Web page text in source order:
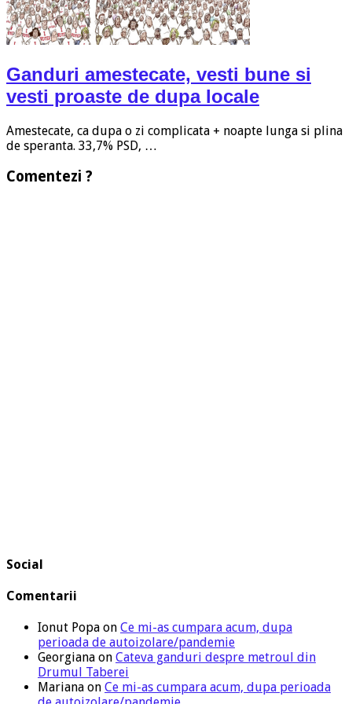
Ganduri amestecate, vesti bune si
vesti proaste de dupa locale
Amestecate, ca dupa o zi complicata + noapte lunga si plina
de speranta. 33,7% PSD, …
Comentezi ?
Social
Comentarii
Ionut Popa on Ce mi-as cumpara acum, dupa
perioada de autoizolare/pandemie
Georgiana on Cateva ganduri despre metroul din
Drumul Taberei
Mariana on Ce mi-as cumpara acum, dupa perioada